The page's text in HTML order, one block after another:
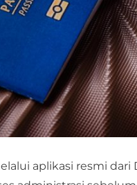
aplikasi resmi dari